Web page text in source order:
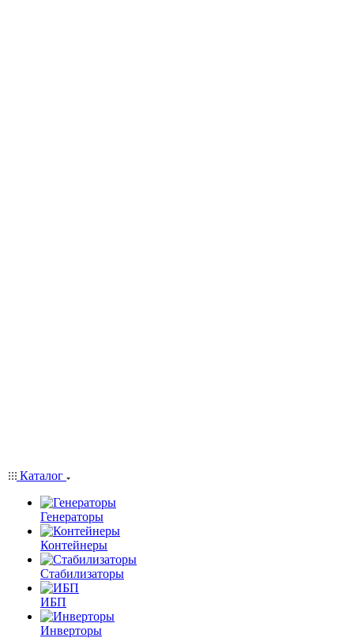
Каталог
Генераторы
Контейнеры
Стабилизаторы
ИБП
Инверторы